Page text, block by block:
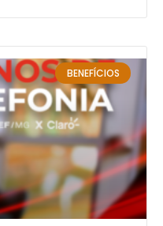
BENEFÍCIOS